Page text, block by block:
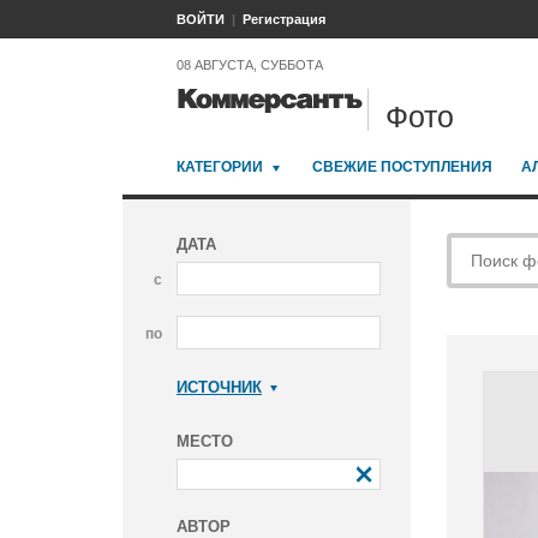
ВОЙТИ Регистрация
08 АВГУСТА, СУББОТА
Фото
КАТЕГОРИИ СВЕЖИЕ ПОСТУПЛЕНИЯ
ДАТА
с
по
ИСТОЧНИК
МЕСТО
АВТОР